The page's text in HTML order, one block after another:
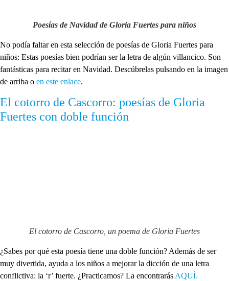
Poesías de Navidad de Gloria Fuertes para niños
No podía faltar en esta selección de poesías de Gloria Fuertes para
niños: Estas poesías bien podrían ser la letra de algún villancico. Son
fantásticas para recitar en Navidad. Descúbrelas pulsando en la imagen
de arriba o en este enlace.
El cotorro de Cascorro: poesías de Gloria
Fuertes con doble función
El cotorro de Cascorro, un poema de Gloria Fuertes
¿Sabes por qué esta poesía tiene una doble función? Además de ser
muy divertida, ayuda a los niños a mejorar la dicción de una letra
conflictiva: la ‘r’ fuerte. ¿Practicamos? La encontrarás AQUÍ.